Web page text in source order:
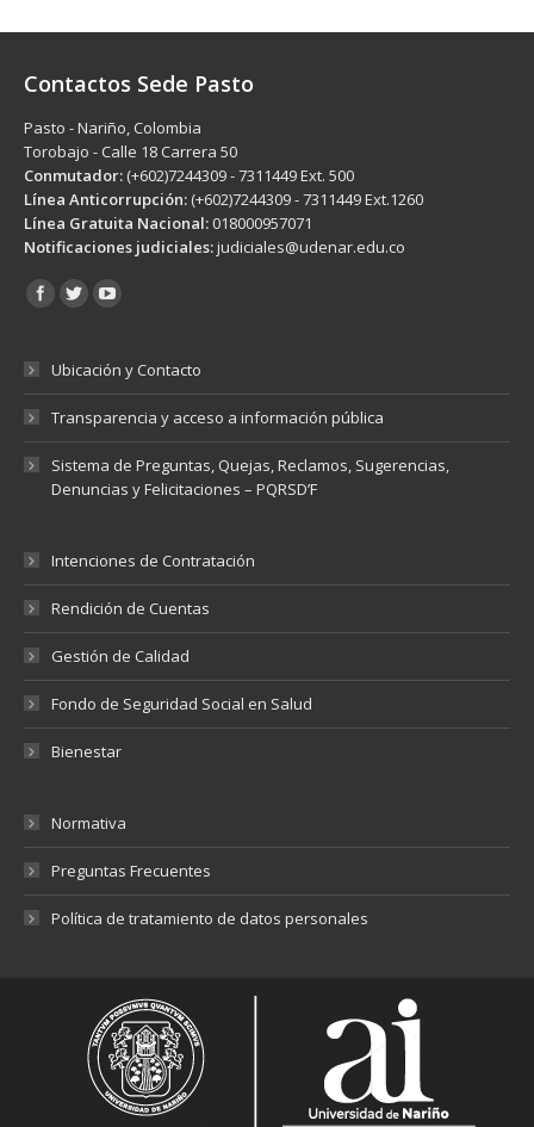
Contactos Sede Pasto
Pasto - Nariño, Colombia
Torobajo - Calle 18 Carrera 50
Conmutador: (+602)7244309 - 7311449 Ext. 500
Línea Anticorrupción: (+602)7244309 - 7311449 Ext.1260
Línea Gratuita Nacional: 018000957071
Notificaciones judiciales:judiciales@udenar.edu.co
Encuéntranos en:
Ubicación y Contacto
Transparencia y acceso a información pública
Sistema de Preguntas, Quejas, Reclamos, Sugerencias,
Denuncias y Felicitaciones – PQRSD’F
Intenciones de Contratación
Rendición de Cuentas
Gestión de Calidad
Fondo de Seguridad Social en Salud
Bienestar
Normativa
Preguntas Frecuentes
Política de tratamiento de datos personales